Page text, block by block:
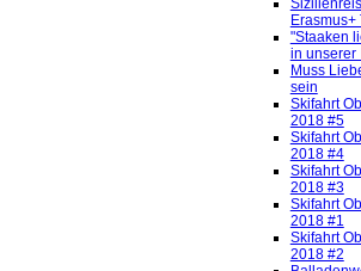
Erasmus+
"Staaken
in unserer
Muss
sein
Skifahrt
2018 #5
Skifahrt
2018 #4
Skifahrt
2018 #3
Skifahrt
2018 #1
Skifahrt
2018 #2